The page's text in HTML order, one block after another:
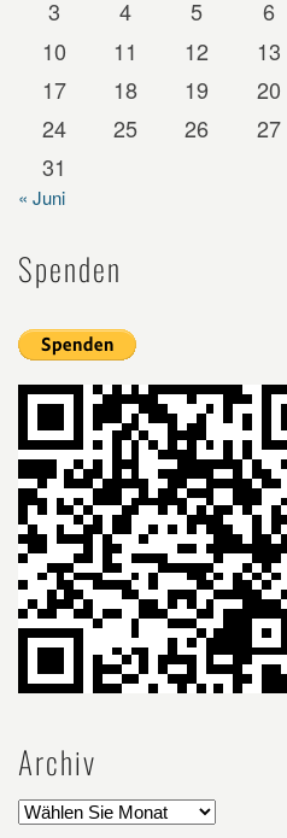
3 4 5 6
10
11 12 13
17
18 19 20
24
25 26 27
31
« Juni
Spenden
Archiv